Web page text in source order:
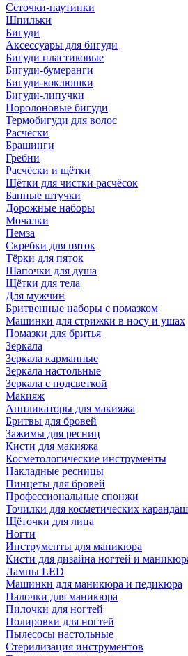
Сеточки-паутинки
Шпильки
Бигуди
Аксессуары для бигуди
Бигуди пластиковые
Бигуди-бумеранги
Бигуди-коклюшки
Бигуди-липучки
Поролоновые бигуди
Термобигуди для волос
Расчёски
Брашинги
Гребни
Расчёски и щётки
Щётки для чистки расчёсок
Банные штучки
Дорожные наборы
Мочалки
Пемза
Скребки для пяток
Тёрки для пяток
Шапочки для душа
Щётки для тела
Для мужчин
Бритвенные наборы с помазком
Машинки для стрижки в носу и ушах
Помазки для бритья
Зеркала
Зеркала карманные
Зеркала настольные
Зеркала с подсветкой
Макияж
Аппликаторы для макияжа
Бритвы для бровей
Зажимы для ресниц
Кисти для макияжа
Косметологические инструменты
Накладные ресницы
Пинцеты для бровей
Профессиональные спонжи
Точилки для косметических
Щёточки для лица
Ногти
Инструменты для маникюра
Кисти для дизайна ногтей и
Лампы LED
Машинки для маникюра и педикюра
Палочки для маникюра
Пилочки для ногтей
Полировки для ногтей
Пылесосы настольные
Стерилизация инструментов